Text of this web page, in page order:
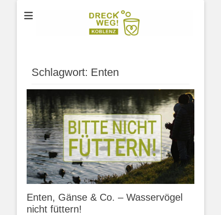
DRECK WEG e.V.
Der Verein für Umweltschutz aus Koblenz
Schlagwort: Enten
Enten, Gänse & Co. – Wasservögel
nicht füttern!